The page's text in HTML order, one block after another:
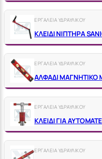
ΕΡΓΑΛΕΙΑ ΥΔΡΑΥΛΙΚΟΥ
ΕΡΓΑΛΕΙΑ ΥΔΡΑΥΛΙΚΟΥ
ΕΡΓΑΛΕΙΑ ΥΔΡΑΥΛΙΚΟΥ
ΕΡΓΑΛΕΙΑ ΥΔΡΑΥΛΙΚΟΥ